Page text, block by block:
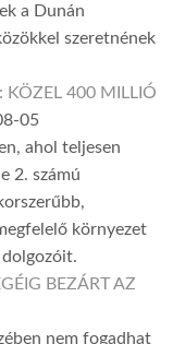
a Dunán
szeretnének
KÖZEL 400 MILLIÓ
05
ahol teljesen
2. számú
környezet
dolgozóit.
BEZÁRT AZ
nem fogadhat